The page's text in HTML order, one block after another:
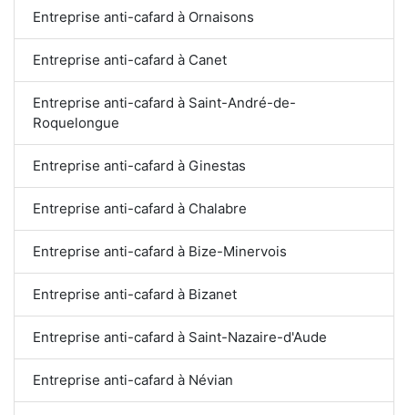
Entreprise anti-cafard à Ornaisons
Entreprise anti-cafard à Canet
Entreprise anti-cafard à Saint-André-de-
Roquelongue
Entreprise anti-cafard à Ginestas
Entreprise anti-cafard à Chalabre
Entreprise anti-cafard à Bize-Minervois
Entreprise anti-cafard à Bizanet
Entreprise anti-cafard à Saint-Nazaire-d'Aude
Entreprise anti-cafard à Névian